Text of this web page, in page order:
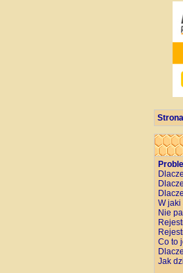
W
Nie
Co to
Jak